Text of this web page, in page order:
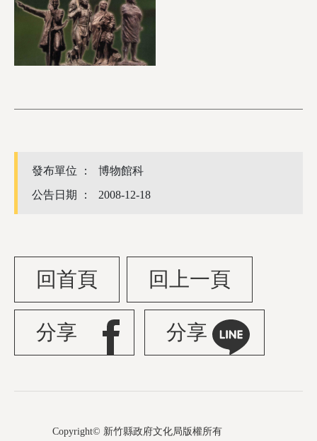
發布單位 ：
博物館科
公告日期 ：
2008-12-18
回首頁 回上一頁
分享 分享
Copyright© 新竹縣政府文化局版權所有